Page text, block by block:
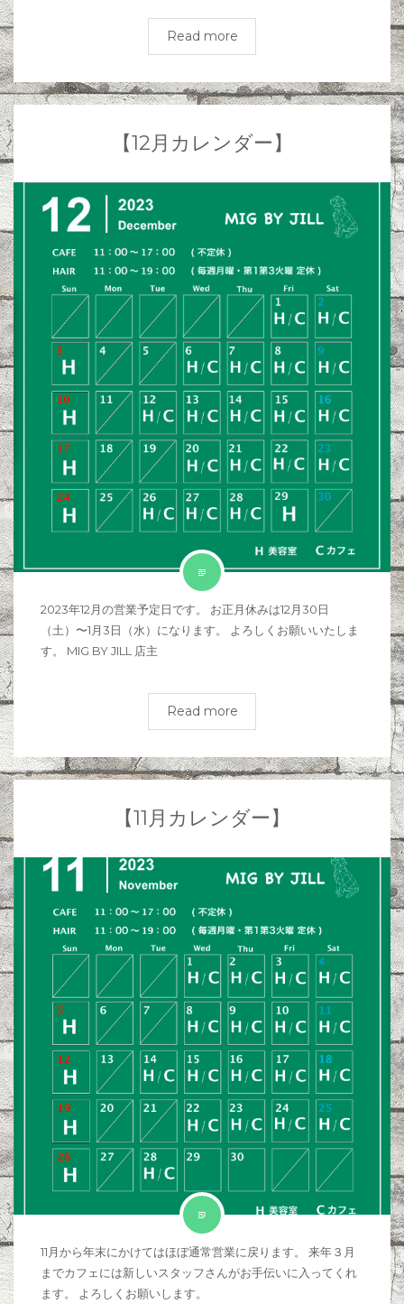
Read more
【12月カレンダー】
2023年12月の営業予定日です。 お正月休みは12月30日
（土）〜1月3日（水）になります。 よろしくお願いいたしま
す。 MIG BY JILL 店主
Read more
【11月カレンダー】
11月から年末にかけてはほぼ通常営業に戻ります。 来年３月
までカフェには新しいスタッフさんがお手伝いに入ってくれ
ます。 よろしくお願いします。